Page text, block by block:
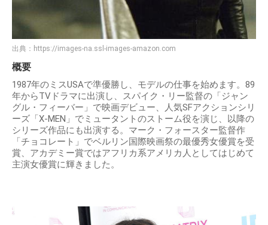
出典： https://images-na.ssl-images-amazon.com
概要
1987年のミスUSAで準優勝し、モデルの仕事を始めます。89
年からTVドラマに出演し、スパイク・リー監督の「ジャン
グル・フィーバー」で映画デビュー、人気SFアクションシリ
ーズ「X-MEN」でミュータントのストーム役を演じ、以降の
シリーズ作品にも出演する。マーク・フォースター監督作
「チョコレート」でベルリン国際映画祭の最優秀女優賞を受
賞、アカデミー賞ではアフリカ系アメリカ人としてはじめて
主演女優賞に輝きました。